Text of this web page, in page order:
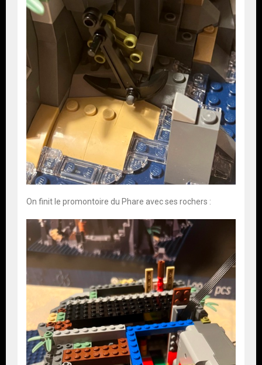
On finit le promontoire du Phare avec ses rochers :